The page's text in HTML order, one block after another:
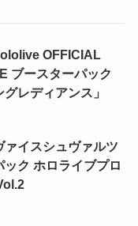
OFFICIAL
ブースターパック
グレディアンス」
ァイスシュヴァルツ
ック ホロライブプロ